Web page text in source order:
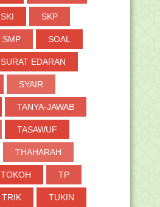
SKI SKP
SMP SOAL
SURAT EDARAN
SYAIR
TANYA-JAWAB
TASAWUF
THAHARAH
TOKOH TP
TRIK TUKIN